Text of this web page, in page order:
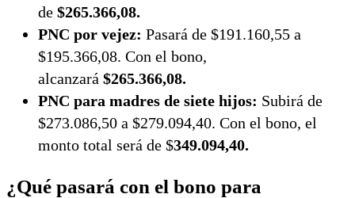
de $265.366,08.
PNC por vejez: Pasará de $191.160,55 a
$195.366,08. Con el bono,
alcanzará $265.366,08.
PNC para madres de siete hijos: Subirá de
$273.086,50 a $279.094,40. Con el bono, el
monto total será de $349.094,40.
¿Qué pasará con el bono para